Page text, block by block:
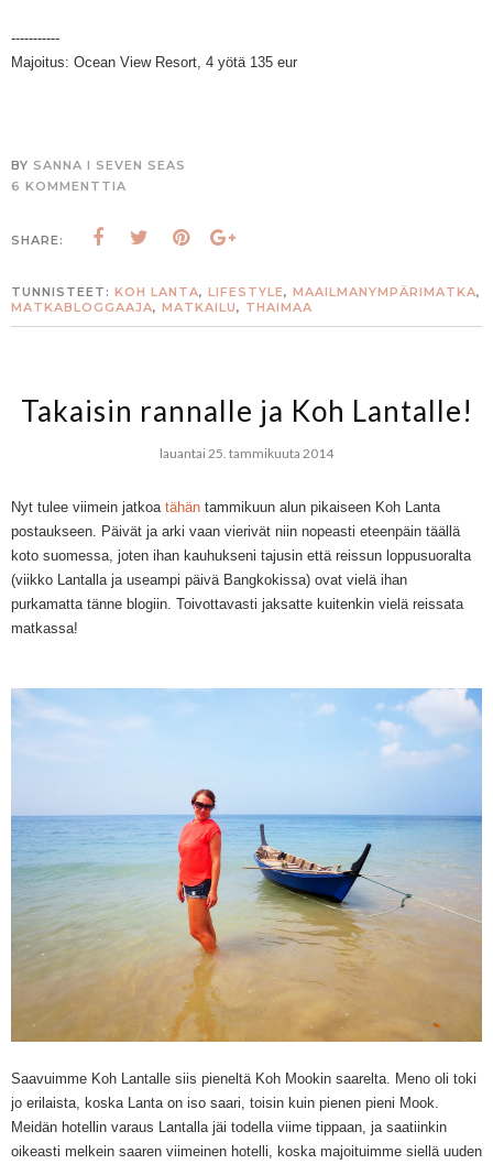
-----------
Majoitus: Ocean View Resort, 4 yötä 135 eur
BY SANNA I SEVEN SEAS
6 KOMMENTTIA
SHARE:
TUNNISTEET: KOH LANTA, LIFESTYLE, MAAILMANYMPÄRIMATKA,
MATKABLOGGAAJA, MATKAILU, THAIMAA
Takaisin rannalle ja Koh Lantalle!
lauantai 25. tammikuuta 2014
Nyt tulee viimein jatkoa tähän tammikuun alun pikaiseen Koh Lanta
postaukseen. Päivät ja arki vaan vierivät niin nopeasti eteenpäin täällä
koto suomessa, joten ihan kauhukseni tajusin että reissun loppusuoralta
(viikko Lantalla ja useampi päivä Bangkokissa) ovat vielä ihan
purkamatta tänne blogiin. Toivottavasti jaksatte kuitenkin vielä reissata
matkassa!
Saavuimme Koh Lantalle siis pieneltä Koh Mookin saarelta. Meno oli toki
jo erilaista, koska Lanta on iso saari, toisin kuin pienen pieni Mook.
Meidän hotellin varaus Lantalla jäi todella viime tippaan, ja saatiinkin
oikeasti melkein saaren viimeinen hotelli, koska majoituimme siellä uuden